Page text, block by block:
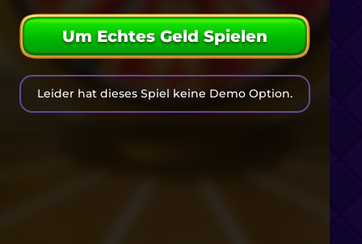
Um Echtes Geld Spielen
Leider hat dieses Spiel keine Demo Option.